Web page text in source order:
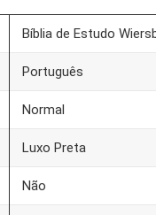
Bíblia de Estudo
Português
Normal
Luxo Preta
Não